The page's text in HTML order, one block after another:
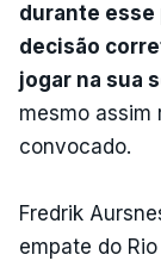
durante esse
decisão
jogar na sua
mesmo assim
convocado.
Fredrik
empate do